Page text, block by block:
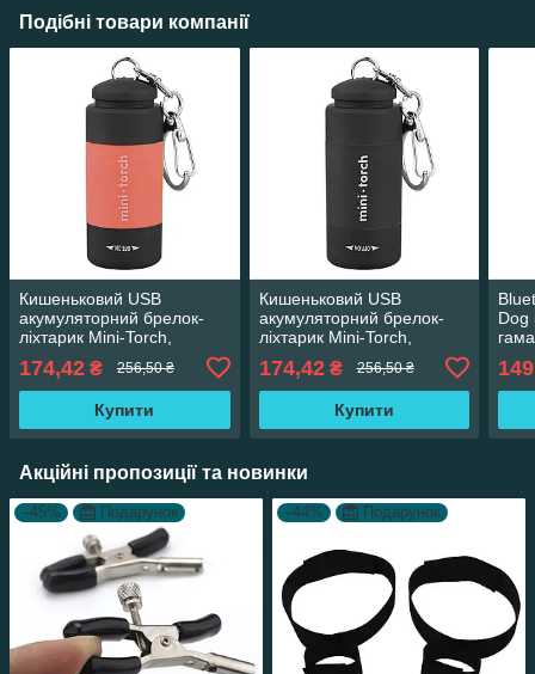
Подібні товари компанії
Кишеньковий USB
акумуляторний брелок-
ліхтарик Mini-Torch,
174,42 ₴ 256,50 ₴
Купити
Кишеньковий USB
акумуляторний брелок-
ліхтарик Mini-Torch,
174,42₴ 256,50 ₴
Купити
Dog
Акційні пропозиції та новинки
–45% Подарунок –44% Подарунок